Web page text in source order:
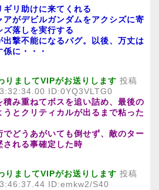
リ助けに来てくれる
がデビルガンダムをアクシズに寄
落しを実行する
撃不能になるバグ。以後、万丈は
に・・・
りましてVIPがお送りします 投稿
ID:0YQ3VLTG0
積み重ねてボスを追い詰め、最後の
とクリティカルが出るまで粘った
どうあがいても倒せず、敵のター
される事確定した時
りましてVIPがお送りします 投稿
ID:emkw2/S40